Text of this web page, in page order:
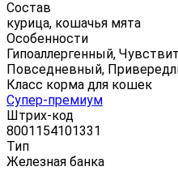
Состав
курица, кошачья мята
Особенности
Гипоаллергенный,
Повседневный,
Класс корма для кошек
Супер-премиум
Штрих-код
8001154101331
Тип
Железная банка